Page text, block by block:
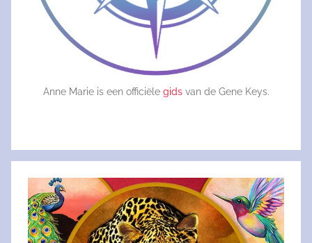
Anne Marie is een officiële gidsvan de Gene Keys.